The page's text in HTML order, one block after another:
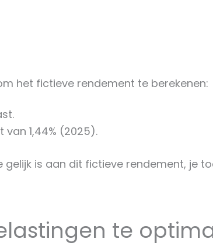
het fictieve rendement te berekenen:
1,44% (2025).
is aan dit fictieve rendement, je
te